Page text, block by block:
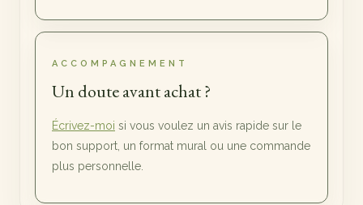
ACCOMPAGNEMENT
Un doute avant achat ?
Écrivez-moi si vous voulez un avis rapide sur le
bon support, un format mural ou une commande
plus personnelle.